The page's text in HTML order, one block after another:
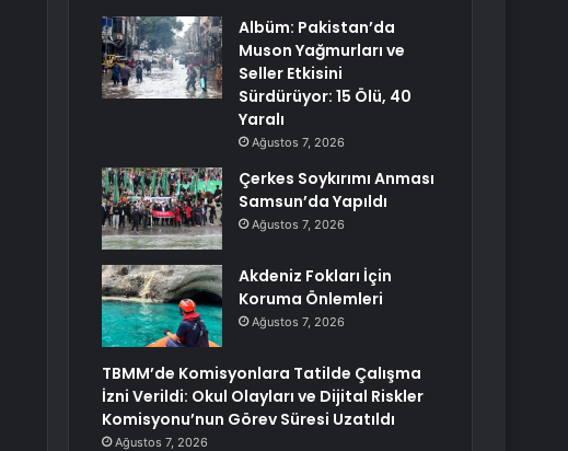
Albüm: Pakistan’da
Muson Yağmurları ve
Seller Etkisini
Sürdürüyor: 15 Ölü, 40
Yaralı
Ağustos 7, 2026
Çerkes Soykırımı Anması
Samsun’da Yapıldı
Ağustos 7, 2026
Akdeniz Fokları İçin
Koruma Önlemleri
Ağustos 7, 2026
TBMM’de Komisyonlara Tatilde Çalışma
İzni Verildi: Okul Olayları ve Dijital Riskler
Komisyonu’nun Görev Süresi Uzatıldı
Ağustos 7, 2026